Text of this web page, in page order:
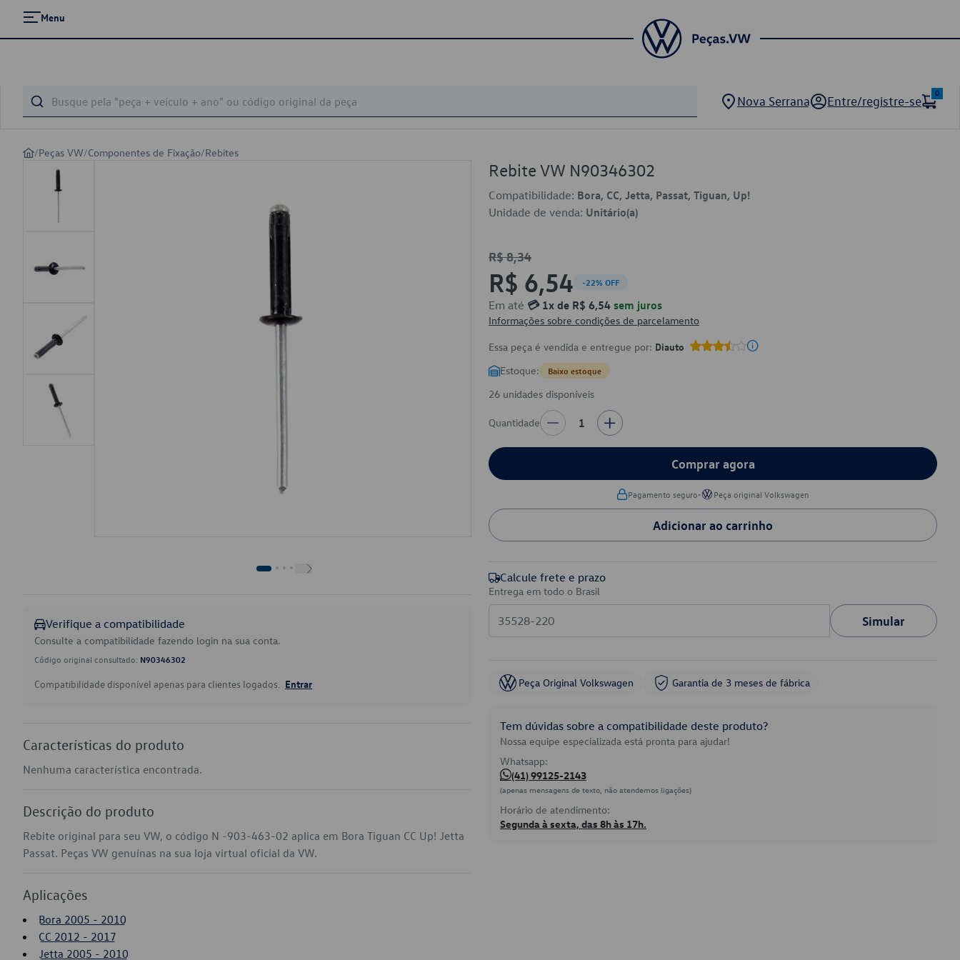
Menu
Nova Serrana Entre/registre-se
0
/Peças VW/Componentes de Fixação/Rebites
Verifique a compatibilidade
Consulte a compatibilidade fazendo login na sua conta.
Código original consultado: N90346302
Compatibilidade disponível apenas para clientes logados. Entrar
Características do produto
Nenhuma característica encontrada.
Descrição do produto
Rebite original para seu VW, o código N -903-463-02 aplica em Bora Tiguan CC Up! Jetta
Passat. Peças VW genuínas na sua loja virtual oficial da VW.
Aplicações
Bora 2005 - 2010
CC 2012 - 2017
Jetta 2005 - 2010
Rebite VW N90346302
Compatibilidade: Bora, CC, Jetta, Passat, Tiguan, Up!
Unidade de venda: Unitário(a)
R$ 8,34
R$ 6,54 -22% OFF
Em até 💳 1x de R$ 6,54 sem juros
Informações sobre condições de parcelamento
Essa peça é vendida e entregue por: Diauto
Estoque: Baixo estoque
26 unidades disponíveis
Quantidade 1
Comprar agora
Pagamento seguro• Peça original Volkswagen
Adicionar ao carrinho
Calcule frete e prazo
Entrega em todo o Brasil
Simular
Peça Original Volkswagen Garantia de 3 meses de fábrica
Tem dúvidas sobre a compatibilidade deste produto?
Nossa equipe especializada está pronta para ajudar!
Whatsapp:
(41) 99125-2143
(apenas mensagens de texto, não atendemos ligações)
Horário de atendimento:
Segunda à sexta, das 8h às 17h.